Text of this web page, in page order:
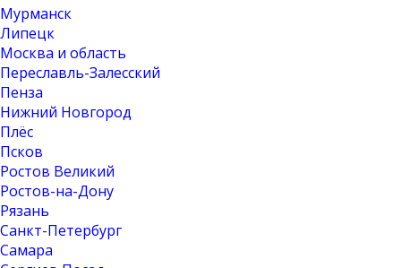
Мурманск
Липецк
Москва и область
Переславль-Залесский
Пенза
Нижний Новгород
Плёс
Псков
Ростов Великий
Ростов-на-Дону
Рязань
Санкт-Петербург
Самара